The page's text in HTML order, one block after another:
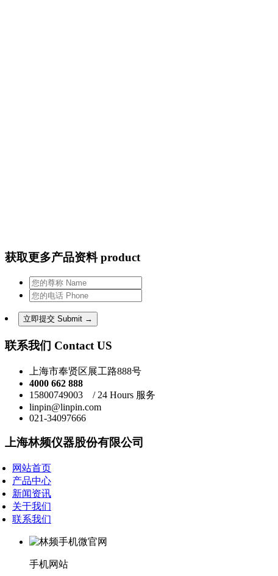
获取更多产品资料 product
联系我们 Contact US
上海市奉贤区展工路888号
4000 662 888
15800749003 / 24 Hours 服务
linpin@linpin.com
021-34097666
上海林频仪器股份有限公司
网站首页
产品中心
新闻资讯
关于我们
联系我们
手机网站